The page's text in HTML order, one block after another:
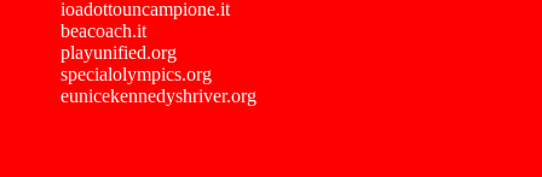
ioadottouncampione.it
beacoach.it
playunified.org
specialolympics.org
eunicekennedyshriver.org